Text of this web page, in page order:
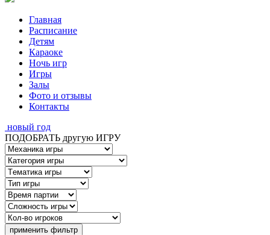
Главная
Расписание
Детям
Караоке
Ночь игр
Игры
Залы
Фото и отзывы
Контакты
новый год
ПОДОБРАТЬ другую ИГРУ
применить фильтр